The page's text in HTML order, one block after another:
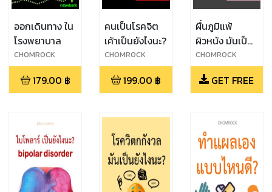
ออกเดินทาง ใน
โรงพยาบาล
CHOMROCK
179.00 ฿
คนเป็นโรคจิต
เค้าเป็นยังไงนะ?
CHOMROCK
199.00 ฿
ผื่นภูมิแพ้
ผิวหนัง มันเป็น
ยังไงนะ?
CHOMROCK
GET FREE